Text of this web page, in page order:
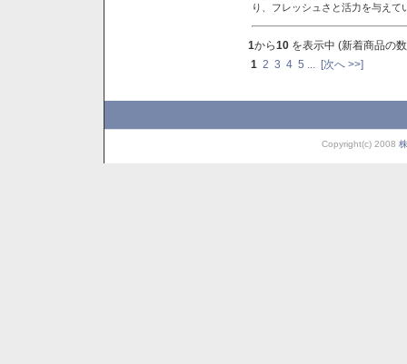
り、フレッシュさと活力を与え
1から10 を表示中 (新着商品の
1 2 3 4 5 [次へ >>]
Copyright(c) 2008